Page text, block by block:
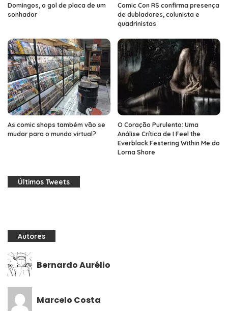
Domingos, o gol de placa de um
sonhador
Comic Con RS confirma presença
de dubladores, colunista e
quadrinistas
As comic shops também vão se
mudar para o mundo virtual?
O Coração Purulento: Uma
Análise Crítica de I Feel the
Everblack Festering Within Me do
Lorna Shore
Últimos Tweets
Autores
Bernardo Aurélio
Marcelo Costa